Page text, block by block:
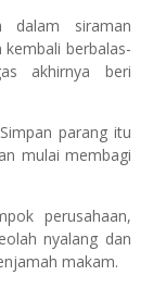
dalam siraman
berbalas-
akhirnya beri
parang itu
mulai membagi
perusahaan,
nyalang dan
makam.